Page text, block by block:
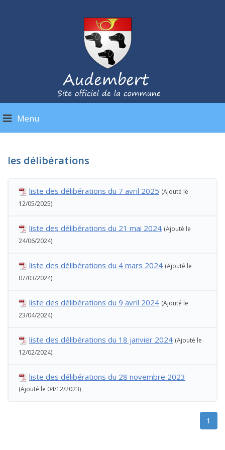
Menu
les délibérations
liste des délibérations du 7 avril 2025 (Ajouté le
12/05/2025)
liste des délibérations du 21 mai 2024 (Ajouté le
24/06/2024)
liste des délibérations du 4 mars 2024 (Ajouté le
07/03/2024)
liste des délibérations du 9 avril 2024 (Ajouté le
23/04/2024)
liste des délibérations du 18 janvier 2024 (Ajouté le
12/02/2024)
liste des délibérations du 28 novembre 2023
(Ajouté le 04/12/2023)
1